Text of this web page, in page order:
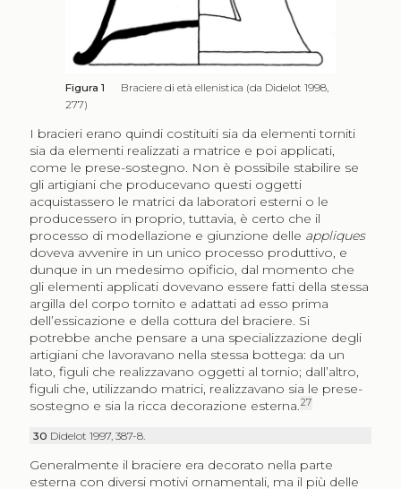
Figura 1
Braciere di età ellenistica (da Didelot 1998,
277)
I bracieri erano quindi costituiti sia da elementi torniti
sia da elementi realizzati a matrice e poi applicati,
come le prese-sostegno. Non è possibile stabilire se
gli artigiani che producevano questi oggetti
acquistassero le matrici da laboratori esterni o le
producessero in proprio, tuttavia, è certo che il
processo di modellazione e giunzione delle appliques
doveva avvenire in un unico processo produttivo, e
dunque in un medesimo opificio, dal momento che
gli elementi applicati dovevano essere fatti della stessa
argilla del corpo tornito e adattati ad esso prima
dell’essicazione e della cottura del braciere. Si
potrebbe anche pensare a una specializzazione degli
artigiani che lavoravano nella stessa bottega: da un
lato, figuli che realizzavano oggetti al tornio; dall’altro,
figuli che, utilizzando matrici, realizzavano sia le prese-
sostegno e sia la ricca decorazione esterna.27
30 Didelot 1997, 387-8.
Generalmente il braciere era decorato nella parte
esterna con diversi motivi ornamentali, ma il più delle